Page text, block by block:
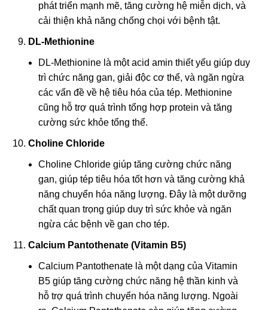
phát triển mạnh mẽ, tăng cường hệ miễn dịch, và
cải thiện khả năng chống chọi với bệnh tật.
DL-Methionine
DL-Methionine là một acid amin thiết yếu giúp duy
trì chức năng gan, giải độc cơ thể, và ngăn ngừa
các vấn đề về hệ tiêu hóa của tép. Methionine
cũng hỗ trợ quá trình tổng hợp protein và tăng
cường sức khỏe tổng thể.
Choline Chloride
Choline Chloride giúp tăng cường chức năng
gan, giúp tép tiêu hóa tốt hơn và tăng cường khả
năng chuyển hóa năng lượng. Đây là một dưỡng
chất quan trọng giúp duy trì sức khỏe và ngăn
ngừa các bệnh về gan cho tép.
Calcium Pantothenate (Vitamin B5)
Calcium Pantothenate là một dạng của Vitamin
B5 giúp tăng cường chức năng hệ thần kinh và
hỗ trợ quá trình chuyển hóa năng lượng. Ngoài